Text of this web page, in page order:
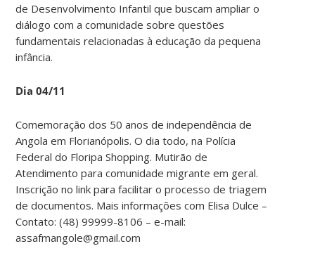
de Desenvolvimento Infantil que buscam ampliar o
diálogo com a comunidade sobre questões
fundamentais relacionadas à educação da pequena
infância.
Dia 04/11
Comemoração dos 50 anos de independência de
Angola em Florianópolis. O dia todo, na Polícia
Federal do Floripa Shopping. Mutirão de
Atendimento para comunidade migrante em geral.
Inscrição no link para facilitar o processo de triagem
de documentos. Mais informações com Elisa Dulce –
Contato: (48) 99999-8106 – e-mail:
assafmangole@gmail.com